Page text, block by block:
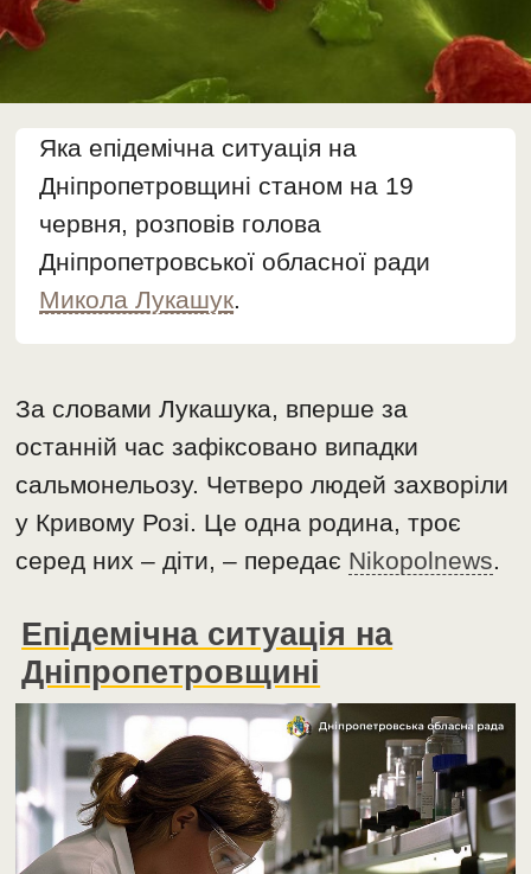
Яка епідемічна ситуація на
Дніпропетровщині станом на 19
червня, розповів голова
Дніпропетровської обласної ради
Микола Лукашук.
За словами Лукашука, вперше за
останній час зафіксовано випадки
сальмонельозу. Четверо людей захворіли
у Кривому Розі. Це одна родина, троє
серед них – діти, – передає Nikopolnews.
Епідемічна ситуація на
Дніпропетровщині